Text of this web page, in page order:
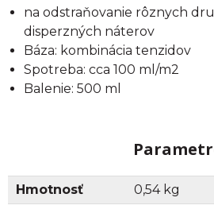
na odstraňovanie rôznych
disperzných náterov
Báza: kombinácia tenzidov
Spotreba: cca 100 ml/m2
Balenie: 500 ml
Hmotnosť 0,54 kg